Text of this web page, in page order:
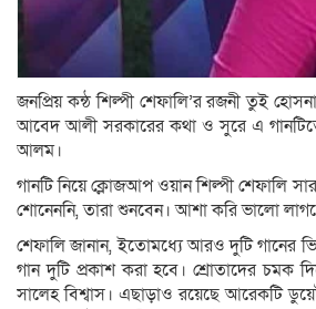
জনপ্রিয় কন্ঠ শিল্পী শেফালি’র রজনী তুই
আবেদ আলী সরকারের কথা ও সুরে এ
আলম।
গানটি নিয়ে ক্লোজআপ ওয়ান শিল্পী শেফালি
শোনেননি, তারা শুনবেন। আশা করি ভালো
শেফালি জানান, ইতোমধ্যে আরও দুটি গানের
গান দুটি প্রকাশ করা হবে। শ্রোতাদের
সালেহ বিশ্বাস। এছাড়াও রয়েছে আরেকটি